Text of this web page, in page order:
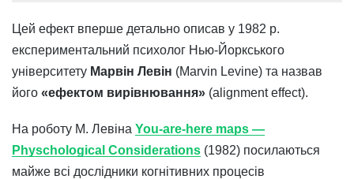
Цей ефект вперше детально описав у 1982 р.
експериментальний психолог Нью-Йоркського
університету Марвін Левін (Marvin Levine) та назвав
його «ефектом вирівнювання» (alignment effect).
На роботу М. Левіна You-are-here maps —
Physchological Considerations (1982) посилаються
майже всі дослідники когнітивних процесів